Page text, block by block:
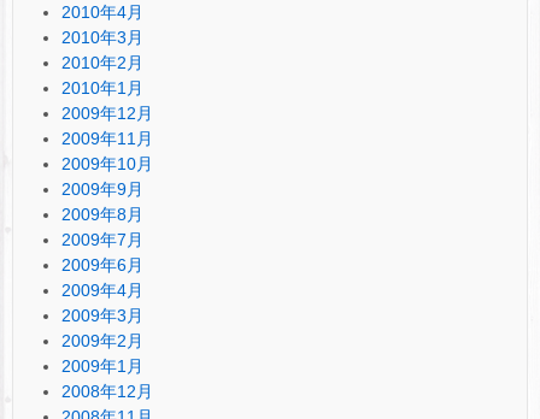
2010年4月
2010年3月
2010年2月
2010年1月
2009年12月
2009年11月
2009年10月
2009年9月
2009年8月
2009年7月
2009年6月
2009年4月
2009年3月
2009年2月
2009年1月
2008年12月